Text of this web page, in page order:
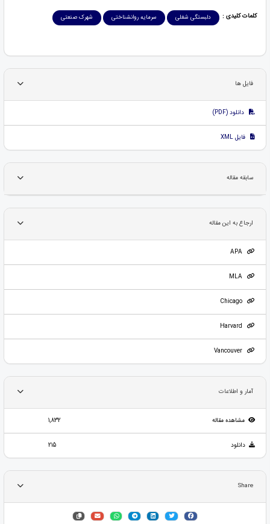
کلمات کلیدی : دلبستگی شغلی سرمایه روانشناختی شهرک صنعتی
فایل ها
دانلود (PDF)
فایل XML
سابقه مقاله
ارجاع به این مقاله
APA
MLA
Chicago
Vancouver
آمار و اطلاعات
مشاهده مقاله 1,832
دانلود 215
Share